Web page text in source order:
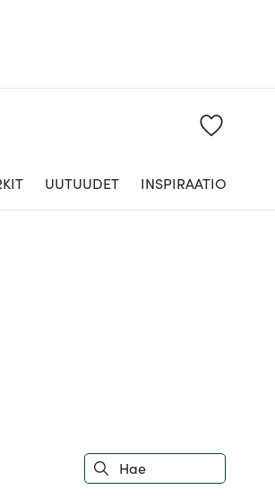
UUTUUDET INSPIRAATIO